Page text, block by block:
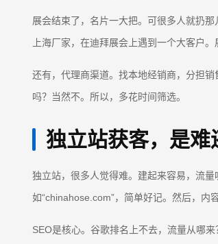
展会结束了，名片一大把。可很多人就扔
上海厂家，在迪拜展会上遇到一个大客户
还有，代理商渠道。找本地经销商，分担
吗？当然不。所以，多花时间筛选。
独立站获客，是难
独立站，很多人觉得难。建起来容易，流
如“chinahose.com”，简单好记。然后，内
SEO是核心。谷歌排名上不去，流量从哪